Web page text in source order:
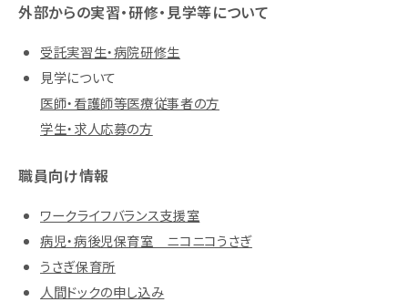
外部からの実習・研修・見学等について
受託実習生・病院研修生
見学について
医師・看護師等医療従事者の方
学生・求人応募の方
職員向け情報
ワークライフバランス支援室
病児・病後児保育室 ニコニコうさぎ
うさぎ保育所
人間ドックの申し込み